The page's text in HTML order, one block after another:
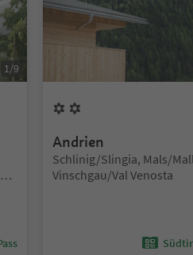
1/9
Andrien
Lokalita:
Schlinig/Slingia, Mals/
Vinschgau/Val Venosta